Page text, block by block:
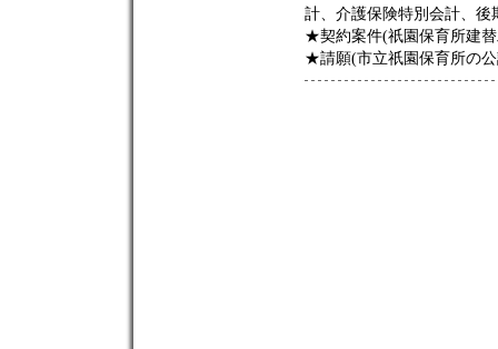
計、介護保険特別会計、
★契約案件(祇園保育所建
★請願(市立祇園保育所の